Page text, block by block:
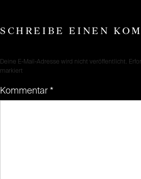
SCHREIBE EINEN
Deine E-Mail-Adresse wird nicht veröffentlicht.
markiert
Kommentar *